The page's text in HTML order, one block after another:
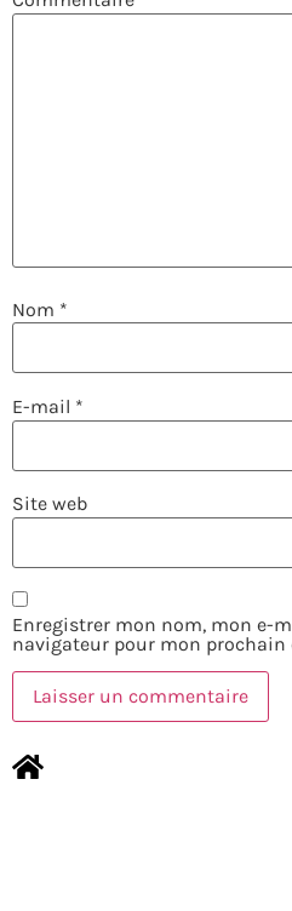
Nom *
E-mail *
Site web
Enregistrer mon nom, mon e-
navigateur pour mon prochain